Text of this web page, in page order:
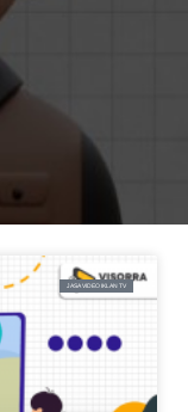
JASA VIDEO IKLAN TV